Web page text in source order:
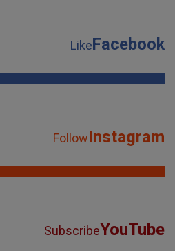
LikeFacebook
FollowInstagram
SubscribeYouTube